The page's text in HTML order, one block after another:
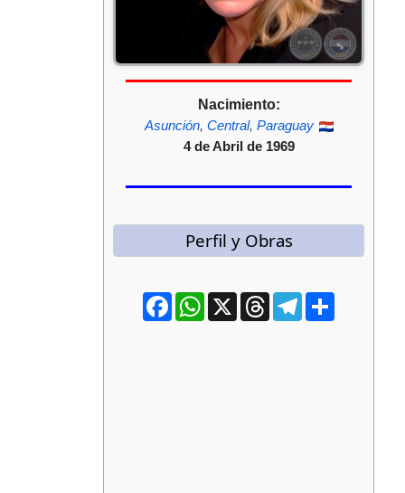
Nacimiento:
Asunción, Central, Paraguay
4 de Abril de 1969
Perfil y Obras
FacebookWhatsApp
X ThreadsTelegram